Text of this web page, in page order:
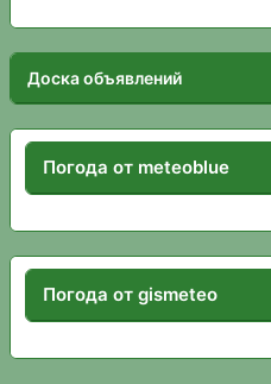
Доска объявлений
Погода от meteoblue
Погода от gismeteo